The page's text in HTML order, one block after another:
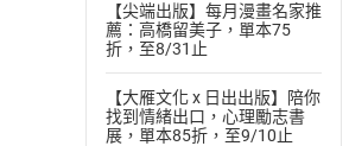
【尖端出版】每月漫畫名家推
薦：高橋留美子，單本75
折，至8/31止
【大雁文化 x 日出出版】陪你
找到情緒出口，心理勵志書
展，單本85折，至9/10止